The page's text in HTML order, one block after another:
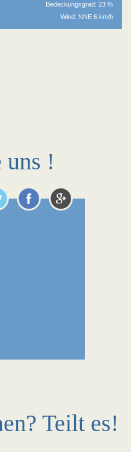
Bedeckungsgrad: 23 %
Wind: NNE 6 km/h
uns !
Teilt es!